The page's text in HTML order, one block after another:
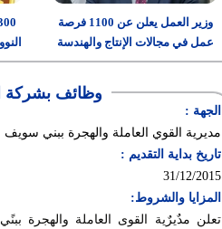
وزير العمل يعلن عن 1100 فرصة
عمل في مجالات الإنتاج والهندسة
والتشغيل
وظائف بشركة
الجهة :
مديرية القوي العاملة والهجرة ببني سويف
تاريخ بداية التقديم :
31/12/2015
المزايا والشروط:
تعلن مدٌيرٌية القوى العاملة